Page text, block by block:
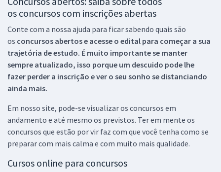
os concursos com inscrições abertas
Conte com a nossa ajuda para ficar sabendo quais são
os concursos abertos e acesse o edital para começar a sua
trajetória de estudo. É muito importante se manter
sempre atualizado, isso porque um descuido pode lhe
fazer perder a inscrição e ver o seu sonho se distanciando
ainda mais.
Em nosso site, pode-se visualizar os concursos em
andamento e até mesmo os previstos. Ter em mente os
concursos que estão por vir faz com que você tenha como se
preparar com mais calma e com muito mais qualidade.
Cursos online para concursos